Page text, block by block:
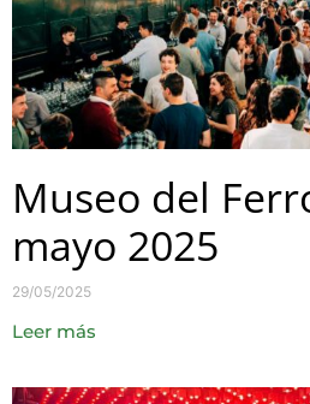
Museo del
mayo 2025
29/05/2025
Leer más